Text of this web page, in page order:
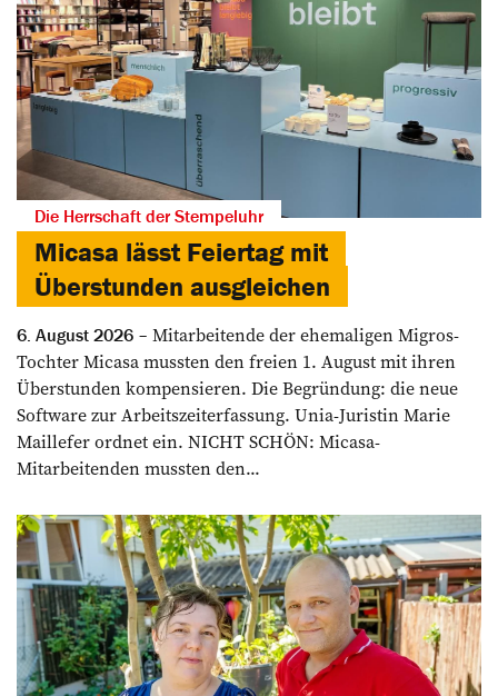
Die Herrschaft der Stempeluhr
Micasa lässt Feiertag mit
Überstunden ausgleichen
6. August 2026
Mitarbeitende der ehemaligen Migros-
Tochter Micasa mussten den freien 1. August mit ihren
Überstunden kompensieren. Die Begründung: die neue
Software zur Arbeitszeiterfassung. Unia-Juristin Marie
Maillefer ordnet ein. NICHT SCHÖN: Micasa-
Mitarbeitenden mussten den...